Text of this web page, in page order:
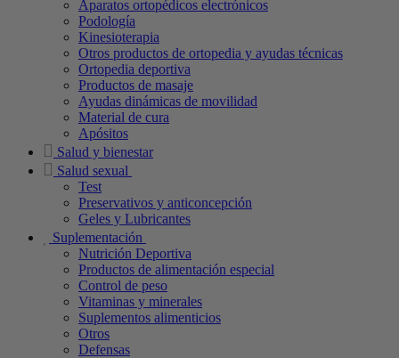
Aparatos ortopédicos electrónicos
Podología
Kinesioterapia
Otros productos de ortopedia y ayudas técnicas
Ortopedia deportiva
Productos de masaje
Ayudas dinámicas de movilidad
Material de cura
Apósitos
Salud y bienestar
Salud sexual
Test
Preservativos y anticoncepción
Geles y Lubricantes
Suplementación
Nutrición Deportiva
Productos de alimentación especial
Control de peso
Vitaminas y minerales
Suplementos alimenticios
Otros
Defensas